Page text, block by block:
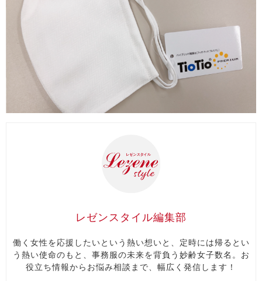
レゼンスタイル編集部
働く女性を応援したいという熱い想いと、定時には帰るとい
う熱い使命のもと、事務服の未来を背負う妙齢女子数名。お
役立ち情報からお悩み相談まで、幅広く発信します！